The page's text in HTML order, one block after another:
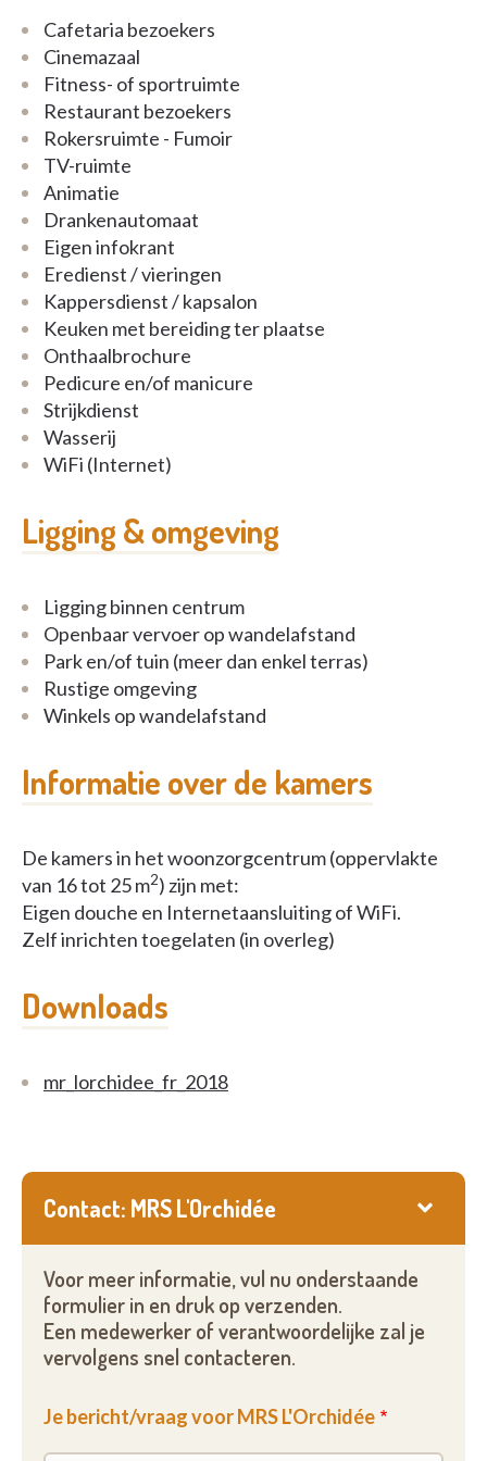
Cafetaria bezoekers
Cinemazaal
Fitness- of sportruimte
Restaurant bezoekers
Rokersruimte - Fumoir
TV-ruimte
Animatie
Drankenautomaat
Eigen infokrant
Eredienst / vieringen
Kappersdienst / kapsalon
Keuken met bereiding ter plaatse
Onthaalbrochure
Pedicure en/of manicure
Strijkdienst
Wasserij
WiFi (Internet)
Ligging & omgeving
Ligging binnen centrum
Openbaar vervoer op wandelafstand
Park en/of tuin (meer dan enkel terras)
Rustige omgeving
Winkels op wandelafstand
Informatie over de kamers
De kamers in het woonzorgcentrum (oppervlakte
van 16 tot 25 m2) zijn met:
Eigen douche en Internetaansluiting of WiFi.
Zelf inrichten toegelaten (in overleg)
Downloads
mr_lorchidee_fr_2018
Contact: MRS L'Orchidée
Voor meer informatie, vul nu onderstaande
formulier in en druk op verzenden.
Een medewerker of verantwoordelijke zal je
vervolgens snel contacteren.
Je bericht/vraag voor MRS L'Orchidée